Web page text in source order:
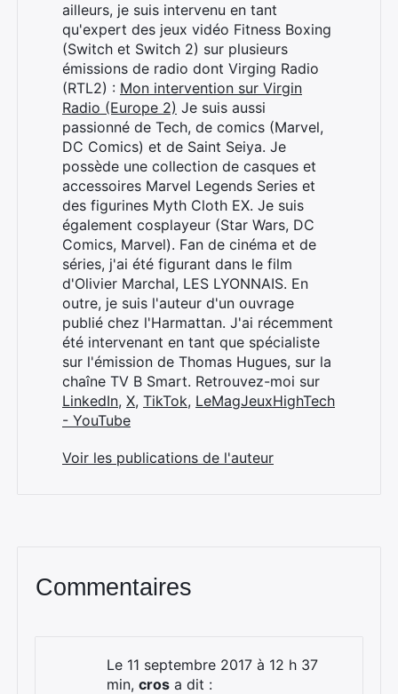
ailleurs, je suis intervenu en tant
qu'expert des jeux vidéo Fitness Boxing
(Switch et Switch 2) sur plusieurs
émissions de radio dont Virging Radio
(RTL2) : Mon intervention sur Virgin
Radio (Europe 2) Je suis aussi
passionné de Tech, de comics (Marvel,
DC Comics) et de Saint Seiya. Je
possède une collection de casques et
accessoires Marvel Legends Series et
des figurines Myth Cloth EX. Je suis
également cosplayeur (Star Wars, DC
Comics, Marvel). Fan de cinéma et de
séries, j'ai été figurant dans le film
d'Olivier Marchal, LES LYONNAIS. En
outre, je suis l'auteur d'un ouvrage
publié chez l'Harmattan. J'ai récemment
été intervenant en tant que spécialiste
sur l'émission de Thomas Hugues, sur la
chaîne TV B Smart. Retrouvez-moi sur
LinkedIn, X, TikTok, LeMagJeuxHighTech
- YouTube
Voir les publications de l'auteur
Commentaires
Le 11 septembre 2017 à 12 h 37
min, cros a dit :